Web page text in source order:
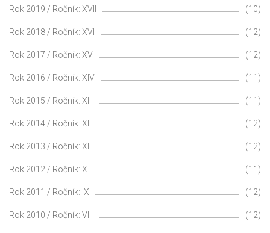
Rok 2019 / Ročník: XVII (10)
Rok 2018 / Ročník: XVI (12)
Rok 2017 / Ročník: XV (12)
Rok 2016 / Ročník: XIV (11)
Rok 2015 / Ročník: XIII (11)
Rok 2014 / Ročník: XII (12)
Rok 2013 / Ročník: XI (12)
Rok 2012 / Ročník: X (11)
Rok 2011 / Ročník: IX (12)
Rok 2010 / Ročník: VIII (12)